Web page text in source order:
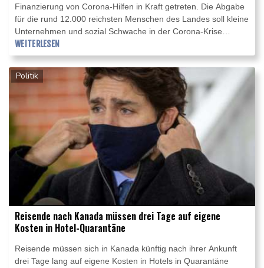
Finanzierung von Corona-Hilfen in Kraft getreten. Die Abgabe
für die rund 12.000 reichsten Menschen des Landes soll kleine
Unternehmen und sozial Schwache in der Corona-Krise
unterstützen. Die Regierung von Präsident Alberto Fernández
hofft, mit der Maßnahme 300 Milliarden Pesos (rund drei
Milliarden Euro) einnehmen zu können.
WEITERLESEN
Politik
Reisende nach Kanada müssen drei Tage auf eigene
Kosten in Hotel-Quarantäne
Reisende müssen sich in Kanada künftig nach ihrer Ankunft
drei Tage lang auf eigene Kosten in Hotels in Quarantäne